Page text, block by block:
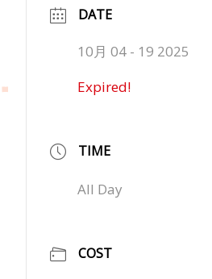
DATE
10月 04 - 19 2025
Expired!
TIME
All Day
COST